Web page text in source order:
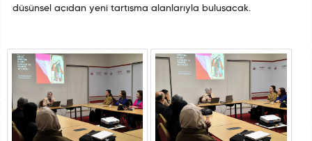
düşünsel açıdan yeni tartışma alanlarıyla buluşacak.